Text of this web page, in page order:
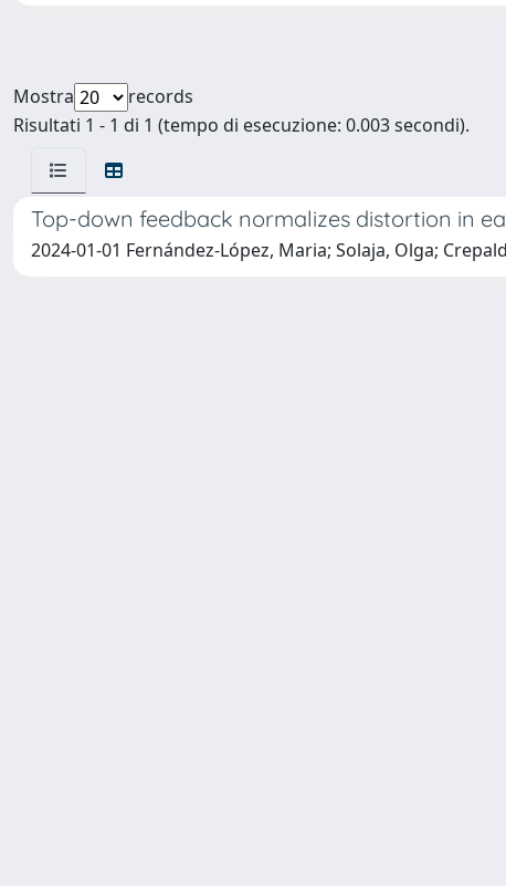
Mostra
records
Risultati 1 - 1 di 1 (tempo di esecuzione: 0.003 secondi).
Top-down feedback normalizes distortion in
2024-01-01 Fernández-López, Maria; Solaja, Olga;